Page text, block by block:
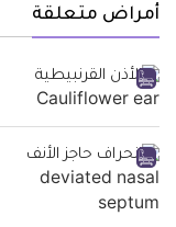
أمراض متعلقة